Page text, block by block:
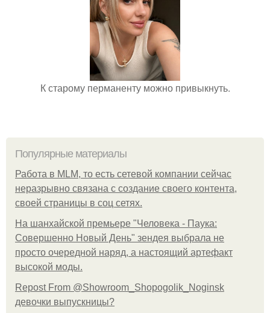
К старому перманенту можно привыкнуть.
Популярные материалы
Работа в MLM, то есть сетевой компании сейчас
неразрывно связана с создание своего контента,
своей страницы в соц сетях.
На шанхайской премьере "Человека - Паука:
Совершенно Новый День" зендея выбрала не
просто очередной наряд, а настоящий артефакт
высокой моды.
Repost From @Showroom_Shopogolik_Noginsk
девочки выпускницы?